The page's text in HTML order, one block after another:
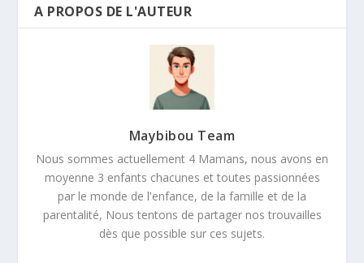
A PROPOS DE L'AUTEUR
Maybibou Team
Nous sommes actuellement 4 Mamans, nous avons en
moyenne 3 enfants chacunes et toutes passionnées
par le monde de l'enfance, de la famille et de la
parentalité, Nous tentons de partager nos trouvailles
dès que possible sur ces sujets.